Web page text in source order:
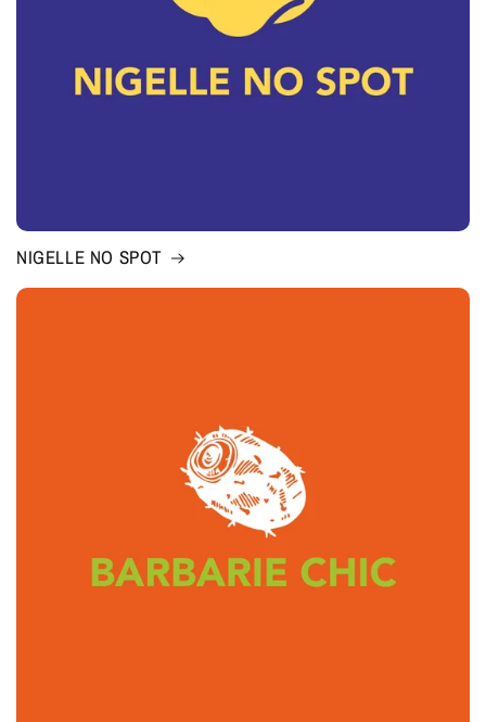
NIGELLE NO SPOT